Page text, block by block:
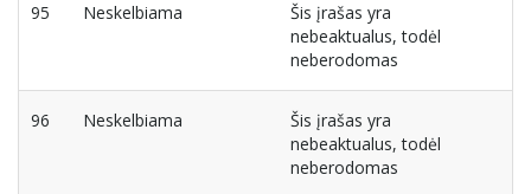
95 Neskelbiama
Šis įrašas yra
nebeaktualus, todėl
neberodomas
96 Neskelbiama
Šis įrašas yra
nebeaktualus, todėl
neberodomas